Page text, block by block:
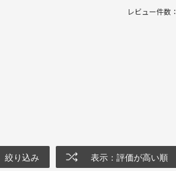
レビュー件数：
絞り込み 表示：評価が高い順